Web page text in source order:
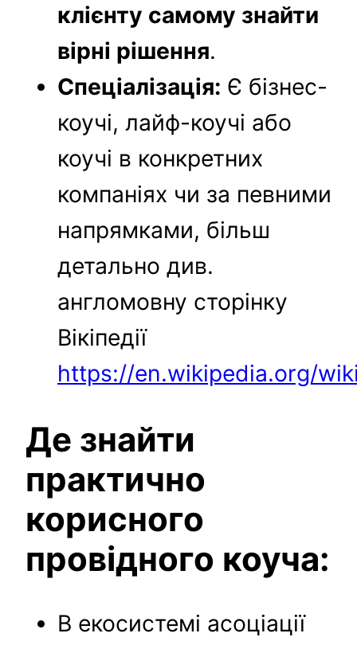
клієнту самому знайти
вірні рішення.
Спеціалізація: Є бізнес-
коучі, лайф-коучі або
коучі в конкретних
компаніях чи за певними
напрямками, більш
детально див.
англомовну сторінку
Вікіпедії
https://en.wikipedia.org/
Де знайти
практично
корисного
провідного коуча:
В екосистемі асоціації